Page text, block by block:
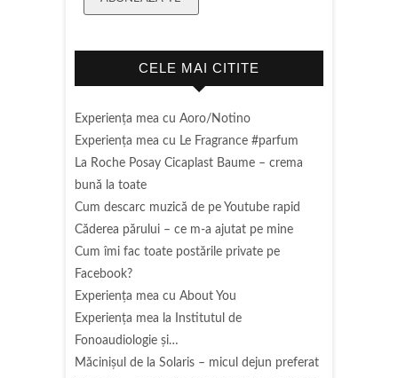
CELE MAI CITITE
Experienţa mea cu Aoro/Notino
Experienţa mea cu Le Fragrance #parfum
La Roche Posay Cicaplast Baume – crema
bună la toate
Cum descarc muzică de pe Youtube rapid
Căderea părului – ce m-a ajutat pe mine
Cum îmi fac toate postările private pe
Facebook?
Experiența mea cu About You
Experiența mea la Institutul de
Fonoaudiologie și…
Măcinişul de la Solaris – micul dejun preferat